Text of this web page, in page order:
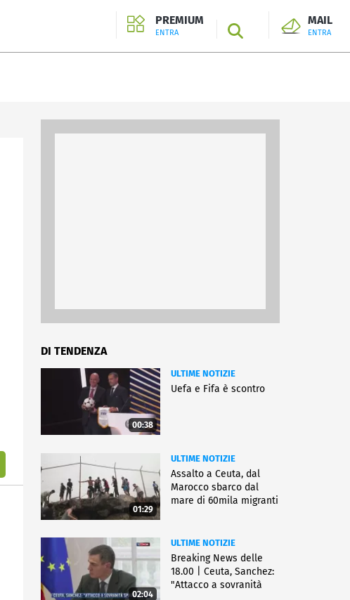
PREMIUM
ENTRA SEARCH
MAIL
ENTRA
DI TENDENZA
00:38
ULTIME NOTIZIE
Uefa e Fifa è scontro
01:29
ULTIME NOTIZIE
Assalto a Ceuta, dal
Marocco sbarco dal
mare di 60mila migranti
02:04
ULTIME NOTIZIE
Breaking News delle
18.00 | Ceuta, Sanchez:
"Attacco a sovranità